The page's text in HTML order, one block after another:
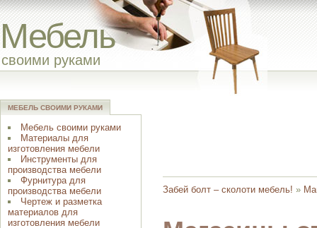
Мебель
своими руками
Забей болт – сколоти мебель! »
МЕБЕЛЬ СВОИМИ РУКАМИ
Мебель своими руками
Материалы для
изготовления мебели
Инструменты для
производства мебели
Фурнитура для
производства мебели
Чертеж и разметка
материалов для
изготовления мебели